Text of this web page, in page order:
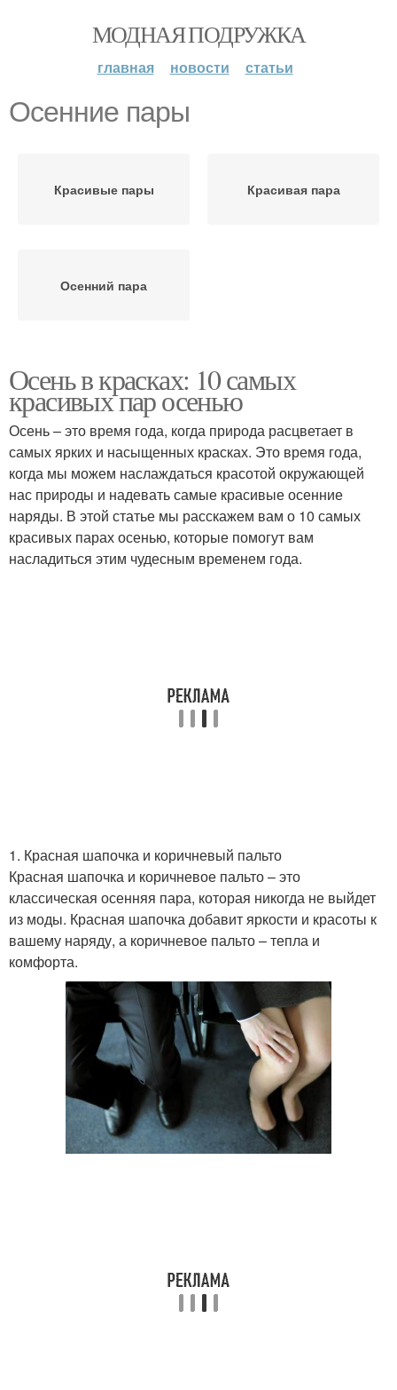
МОДНАЯ ПОДРУЖКА
главная новости статьи
Осенние пары
Красивые пары Красивая пара
Осенний пара
Осень в красках: 10 самых
красивых пар осенью
Осень – это время года, когда природа расцветает в
самых ярких и насыщенных красках. Это время года,
когда мы можем наслаждаться красотой окружающей
нас природы и надевать самые красивые осенние
наряды. В этой статье мы расскажем вам о 10 самых
красивых парах осенью, которые помогут вам
насладиться этим чудесным временем года.
1. Красная шапочка и коричневый пальто
Красная шапочка и коричневое пальто – это
классическая осенняя пара, которая никогда не выйдет
из моды. Красная шапочка добавит яркости и красоты к
вашему наряду, а коричневое пальто – тепла и
комфорта.